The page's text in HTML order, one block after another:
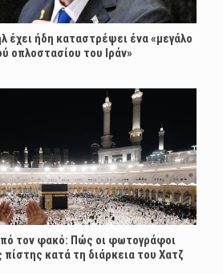
έχει ήδη καταστρέψει ένα «μεγάλο
οπλοστασίου του Ιράν»
τον φακό: Πώς οι φωτογράφοι
κατά τη διάρκεια του Χατζ